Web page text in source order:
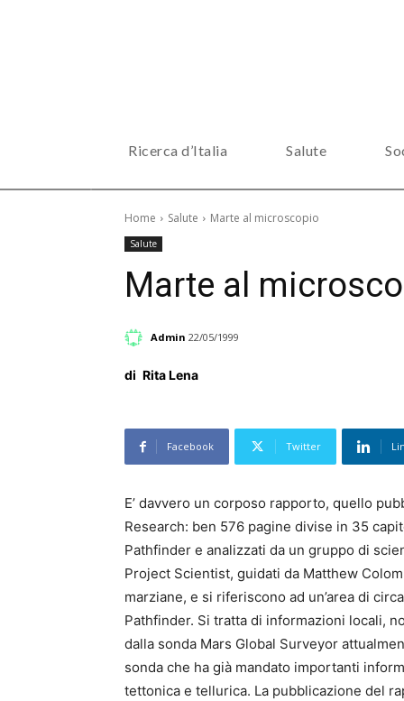
Ricerca d’Italia Salute
Home Salute Marte al microscopio
Salute
Marte al
Admin 22/05/1999
di Rita Lena
Facebook Twitter
E’ davvero un corposo rapporto, quello
Research: ben 576 pagine divise in 35
Pathfinder e analizzati da un gruppo di
Project Scientist, guidati da Matthew
marziane, e si riferiscono ad un’area di
Pathfinder. Si tratta di informazioni locali,
dalla sonda Mars Global Surveyor
sonda che ha già mandato importanti
tettonica e tellurica. La pubblicazione del